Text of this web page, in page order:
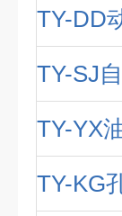
TY-DD
TY-SJ
TY-YX
TY-KG